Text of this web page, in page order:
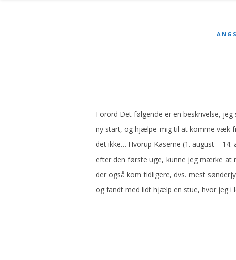
Forord Det følgende er en beskrivelse,
ny start, og hjælpe mig til at komme væk
det ikke… Hvorup Kaserne (1. august –
efter den første uge, kunne jeg mærke at
der også kom tidligere, dvs. mest
og fandt med lidt hjælp en stue, hvor jeg i